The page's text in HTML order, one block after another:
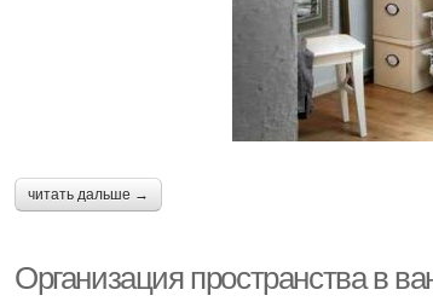
читать дальше →
Организация пространства в